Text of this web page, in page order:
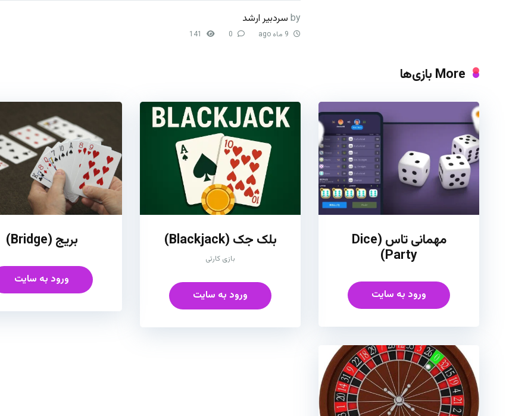
by سردبیر ارشد
More بازی‌ها
مهمانی تاس (Dice
Party)
ورود به سایت
بلک جک (Blackjack)
بازی کارتی
ورود به سایت
بریج (Bridge)
ورود به سایت